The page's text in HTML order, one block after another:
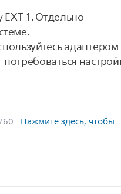
1. Отдельно
адаптером
60 . Нажмите здесь, чтобы